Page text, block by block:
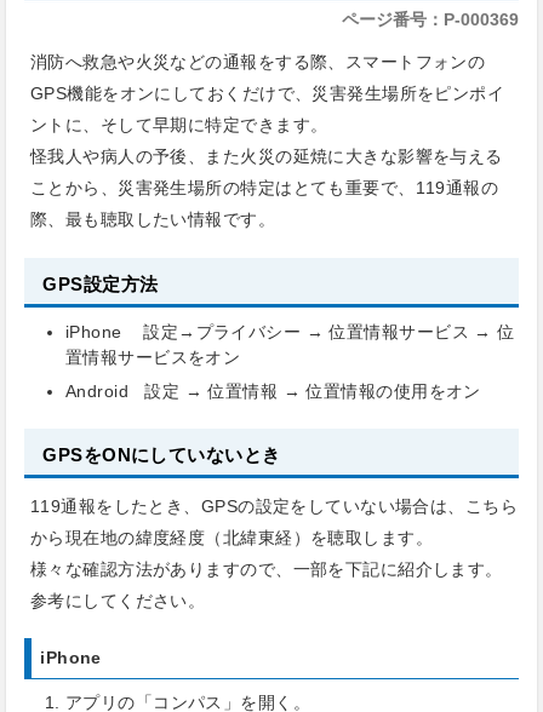
ページ番号：P-000369
消防へ救急や火災などの通報をする際、スマートフォンの
GPS機能をオンにしておくだけで、災害発生場所をピンポイ
ントに、そして早期に特定できます。
怪我人や病人の予後、また火災の延焼に大きな影響を与える
ことから、災害発生場所の特定はとても重要で、119通報の
際、最も聴取したい情報です。
GPS設定方法
iPhone 設定→プライバシー → 位置情報サービス → 位
置情報サービスをオン
Android 設定 → 位置情報 → 位置情報の使用をオン
GPSをONにしていないとき
119通報をしたとき、GPSの設定をしていない場合は、こちら
から現在地の緯度経度（北緯東経）を聴取します。
様々な確認方法がありますので、一部を下記に紹介します。
参考にしてください。
iPhone
アプリの「コンパス」を開く。